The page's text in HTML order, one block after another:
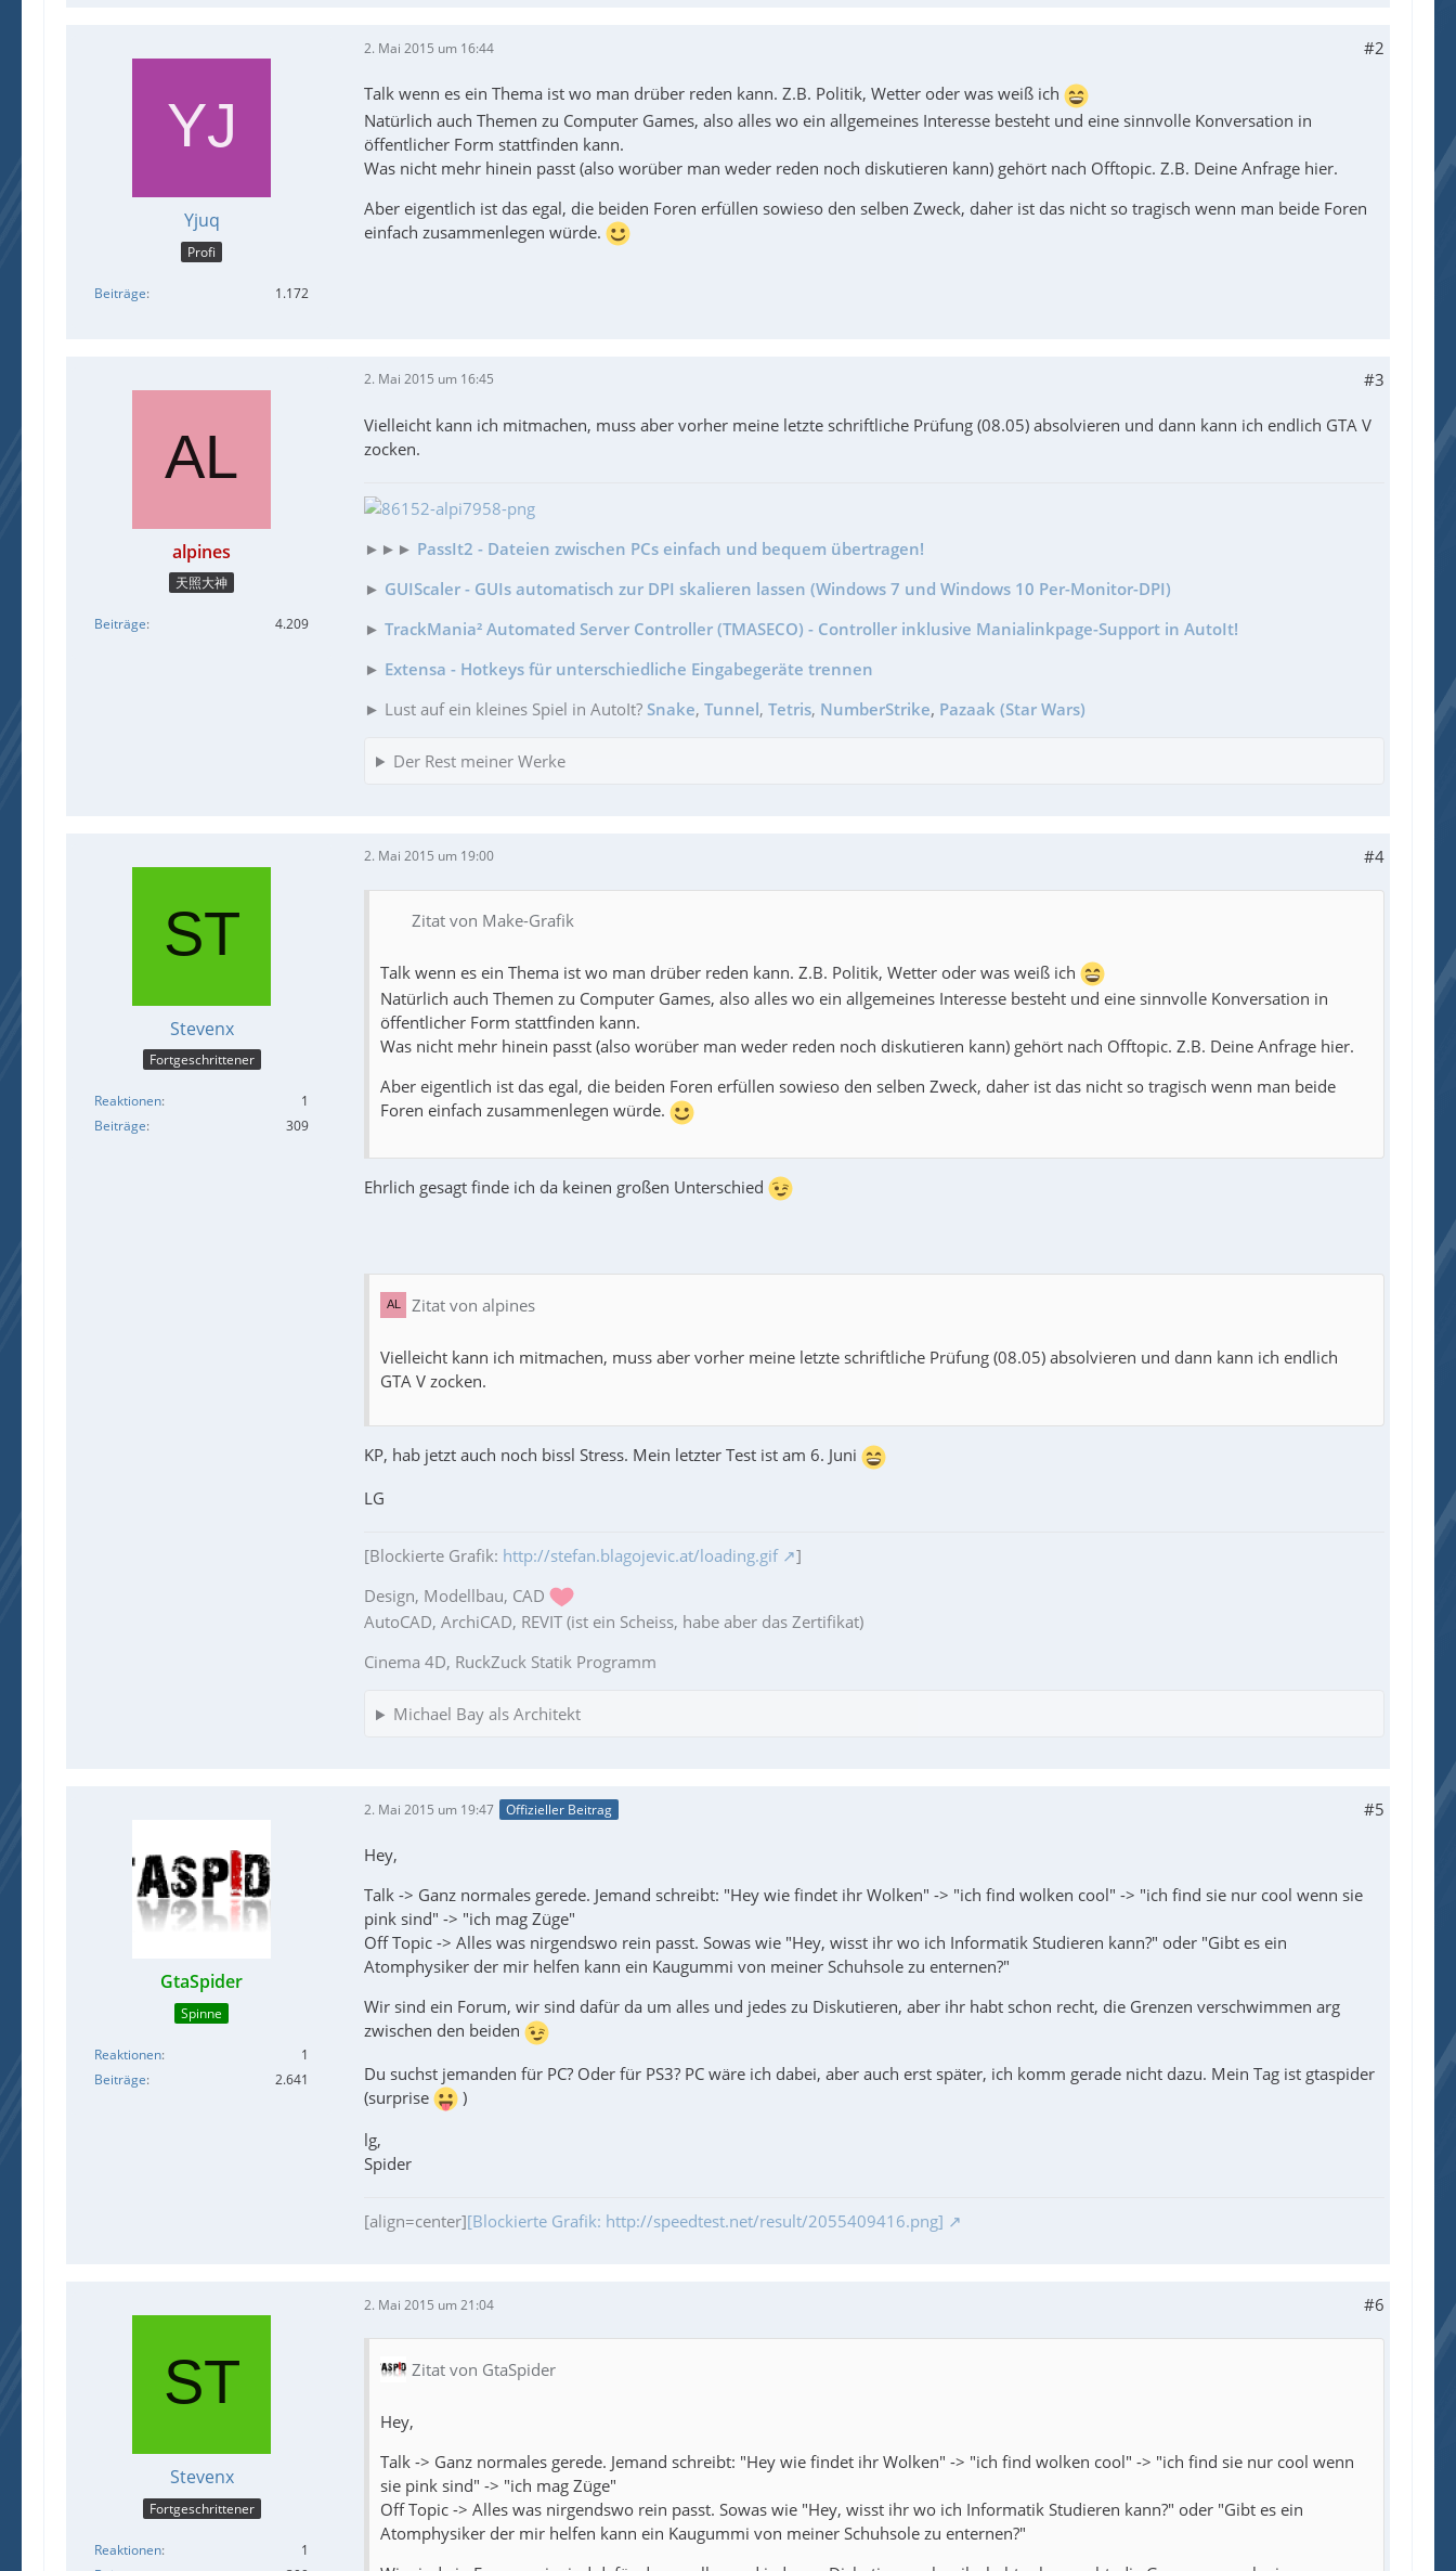
Yjuq
Profi
Beiträge 1.172
2. Mai 2015 um 16:44 #2
Talk wenn es ein Thema ist wo man drüber reden kann. Z.B. Politik, Wetter oder was weiß ich
Natürlich auch Themen zu Computer Games, also alles wo ein allgemeines Interesse besteht und eine sinnvolle Konversation in
öffentlicher Form stattfinden kann.
Was nicht mehr hinein passt (also worüber man weder reden noch diskutieren kann) gehört nach Offtopic. Z.B. Deine Anfrage hier.
Aber eigentlich ist das egal, die beiden Foren erfüllen sowieso den selben Zweck, daher ist das nicht so tragisch wenn man beide Foren
einfach zusammenlegen würde.
alpines
天照大神
Beiträge 4.209
2. Mai 2015 um 16:45 #3
Vielleicht kann ich mitmachen, muss aber vorher meine letzte schriftliche Prüfung (08.05) absolvieren und dann kann ich endlich GTA V
zocken.
►►► PassIt2 - Dateien zwischen PCs einfach und bequem übertragen!
► GUIScaler - GUIs automatisch zur DPI skalieren lassen (Windows 7 und Windows 10 Per-Monitor-DPI)
► TrackMania² Automated Server Controller (TMASECO) - Controller inklusive Manialinkpage-Support in AutoIt!
► Extensa - Hotkeys für unterschiedliche Eingabegeräte trennen
► Lust auf ein kleines Spiel in AutoIt? Snake, Tunnel, Tetris, NumberStrike, Pazaak (Star Wars)
Der Rest meiner Werke
Stevenx
Fortgeschrittener
Reaktionen
1
Beiträge
309
2. Mai 2015 um 19:00 #4
Zitat von Make-Grafik
Talk wenn es ein Thema ist wo man drüber reden kann. Z.B. Politik, Wetter oder was weiß ich
Natürlich auch Themen zu Computer Games, also alles wo ein allgemeines Interesse besteht und eine sinnvolle Konversation in
öffentlicher Form stattfinden kann.
Was nicht mehr hinein passt (also worüber man weder reden noch diskutieren kann) gehört nach Offtopic. Z.B. Deine Anfrage hier.
Aber eigentlich ist das egal, die beiden Foren erfüllen sowieso den selben Zweck, daher ist das nicht so tragisch wenn man beide
Foren einfach zusammenlegen würde.
Ehrlich gesagt finde ich da keinen großen Unterschied
Zitat von alpines
Vielleicht kann ich mitmachen, muss aber vorher meine letzte schriftliche Prüfung (08.05) absolvieren und dann kann ich endlich
GTA V zocken.
KP, hab jetzt auch noch bissl Stress. Mein letzter Test ist am 6. Juni
LG
[Blockierte Grafik: http://stefan.blagojevic.at/loading.gif
]
Design, Modellbau, CAD
AutoCAD, ArchiCAD, REVIT (ist ein Scheiss, habe aber das Zertifikat)
Cinema 4D, RuckZuck Statik Programm
Michael Bay als Architekt
GtaSpider
Spinne
Reaktionen
1
Beiträge
2.641
2. Mai 2015 um 19:47 Offizieller Beitrag #5
Hey,
Talk -> Ganz normales gerede. Jemand schreibt: "Hey wie findet ihr Wolken" -> "ich find wolken cool" -> "ich find sie nur cool wenn sie
pink sind" -> "ich mag Züge"
Off Topic -> Alles was nirgendswo rein passt. Sowas wie "Hey, wisst ihr wo ich Informatik Studieren kann?" oder "Gibt es ein
Atomphysiker der mir helfen kann ein Kaugummi von meiner Schuhsole zu enternen?"
Wir sind ein Forum, wir sind dafür da um alles und jedes zu Diskutieren, aber ihr habt schon recht, die Grenzen verschwimmen arg
zwischen den beiden
Du suchst jemanden für PC? Oder für PS3? PC wäre ich dabei, aber auch erst später, ich komm gerade nicht dazu. Mein Tag ist gtaspider
(surprise
)
lg,
Spider
[align=center][Blockierte Grafik: http://speedtest.net/result/2055409416.png]
Stevenx
Fortgeschrittener
Reaktionen
1
2. Mai 2015 um 21:04 #6
Zitat von GtaSpider
Hey,
Talk -> Ganz normales gerede. Jemand schreibt: "Hey wie findet ihr Wolken" -> "ich find wolken cool" -> "ich find sie nur cool wenn
sie pink sind" -> "ich mag Züge"
Off Topic -> Alles was nirgendswo rein passt. Sowas wie "Hey, wisst ihr wo ich Informatik Studieren kann?" oder "Gibt es ein
Atomphysiker der mir helfen kann ein Kaugummi von meiner Schuhsole zu enternen?"